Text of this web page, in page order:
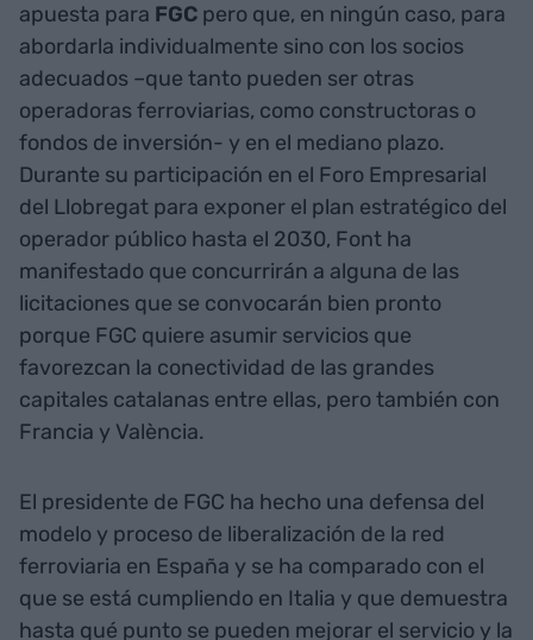
apuesta para FGC pero que, en ningún caso, para
abordarla individualmente sino con los socios
adecuados –que tanto pueden ser otras
operadoras ferroviarias, como constructoras o
fondos de inversión- y en el mediano plazo.
Durante su participación en el Foro Empresarial
del Llobregat para exponer el plan estratégico del
operador público hasta el 2030, Font ha
manifestado que concurrirán a alguna de las
licitaciones que se convocarán bien pronto
porque FGC quiere asumir servicios que
favorezcan la conectividad de las grandes
capitales catalanas entre ellas, pero también con
Francia y València.
El presidente de FGC ha hecho una defensa del
modelo y proceso de liberalización de la red
ferroviaria en España y se ha comparado con el
que se está cumpliendo en Italia y que demuestra
hasta qué punto se pueden mejorar el servicio y la